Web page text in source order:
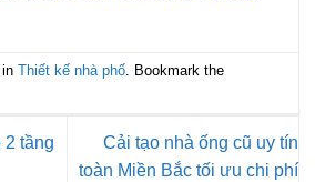
inThiết kế nhà phố. Bookmark the
2 tầng
Cải tạo nhà ống cũ uy tín
toàn Miền Bắc tối ưu chi phí